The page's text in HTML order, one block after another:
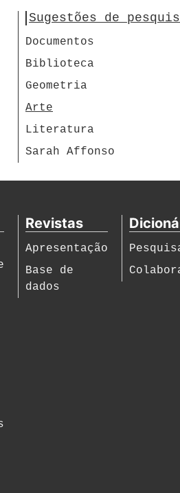
Sugestões de
Documentos
Biblioteca
Geometria
Arte
Literatura
Sarah Affonso
Revistas
Apresentação
Base de
dados